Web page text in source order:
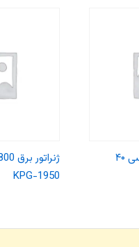
اره موتوری ۴۵ سی سی ۴۰
KPG-1950